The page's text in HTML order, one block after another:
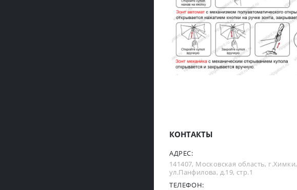
КОНТАКТЫ
АДРЕС:
141407, Московская область, г.Химки,
ул.Панфилова, д.19, стр.1
ТЕЛЕФОН: